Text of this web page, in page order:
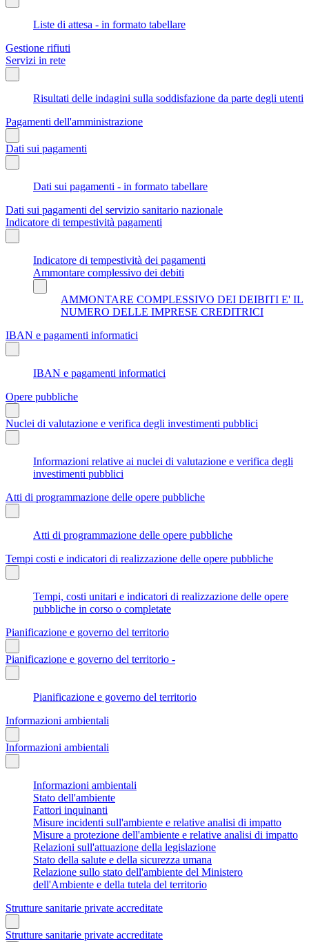
Liste di attesa - in formato tabellare
Gestione rifiuti
Servizi in rete
Risultati delle indagini sulla soddisfazione da parte degli utenti
Pagamenti dell'amministrazione
Dati sui pagamenti
Dati sui pagamenti - in formato tabellare
Dati sui pagamenti del servizio sanitario nazionale
Indicatore di tempestività pagamenti
Indicatore di tempestività dei pagamenti
Ammontare complessivo dei debiti
AMMONTARE COMPLESSIVO DEI DEIBITI E' IL
NUMERO DELLE IMPRESE CREDITRICI
IBAN e pagamenti informatici
IBAN e pagamenti informatici
Opere pubbliche
Nuclei di valutazione e verifica degli investimenti pubblici
Informazioni relative ai nuclei di valutazione e verifica degli
investimenti pubblici
Atti di programmazione delle opere pubbliche
Atti di programmazione delle opere pubbliche
Tempi costi e indicatori di realizzazione delle opere pubbliche
Tempi, costi unitari e indicatori di realizzazione delle opere
pubbliche in corso o completate
Pianificazione e governo del territorio
Pianificazione e governo del territorio -
Pianificazione e governo del territorio
Informazioni ambientali
Informazioni ambientali
Informazioni ambientali
Stato dell'ambiente
Fattori inquinanti
Misure incidenti sull'ambiente e relative analisi di impatto
Misure a protezione dell'ambiente e relative analisi di impatto
Relazioni sull'attuazione della legislazione
Stato della salute e della sicurezza umana
Relazione sullo stato dell'ambiente del Ministero
dell'Ambiente e della tutela del territorio
Strutture sanitarie private accreditate
Strutture sanitarie private accreditate